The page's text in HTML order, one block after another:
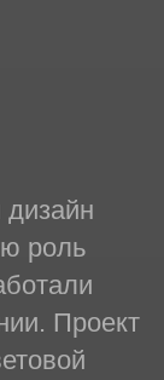
роль
Проект